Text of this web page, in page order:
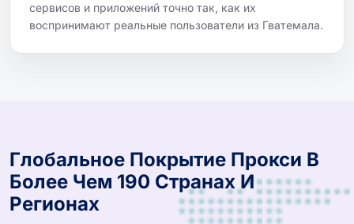
сервисов и приложений точно так, как их
воспринимают реальные пользователи из Гватемала.
Глобальное Покрытие Прокси В
Более Чем 190 Странах И
Регионах